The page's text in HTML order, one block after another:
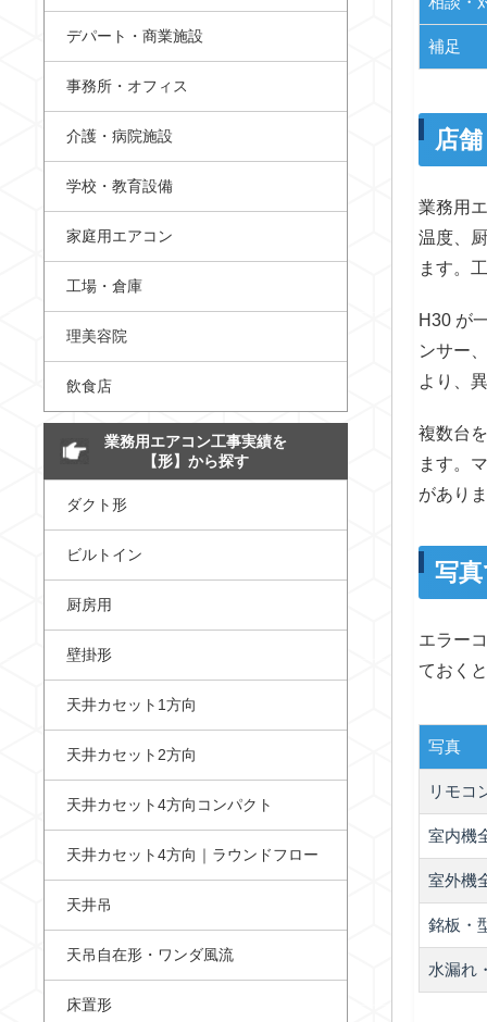
補足
店
業務用
温度、
ます。
H30 が
ンサー
より、
複数台
ます。
があり
写
エラー
ておく
写真
リモコ
室内機
室外機
銘板・
水漏れ
デパート・商業施設
事務所・オフィス
介護・病院施設
学校・教育設備
家庭用エアコン
工場・倉庫
理美容院
飲食店
業務用エアコン工事実績を
【形】から探す
ダクト形
ビルトイン
厨房用
壁掛形
天井カセット1方向
天井カセット2方向
天井カセット4方向コンパクト
天井カセット4方向｜ラウンドフロー
天井吊
天吊自在形・ワンダ風流
床置形